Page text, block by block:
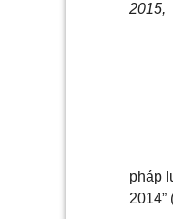
2015,
pháp
2014”